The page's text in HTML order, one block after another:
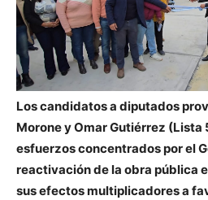
Los candidatos a diputados
Morone y Omar Gutiérrez
esfuerzos concentrados por el
reactivación de la obra pública
sus efectos multiplicadores a